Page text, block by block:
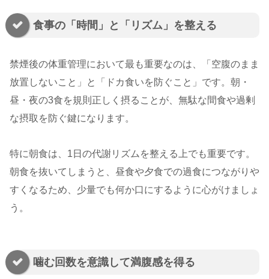
食事の「時間」と「リズム」を整える
禁煙後の体重管理において最も重要なのは、「空腹のまま
放置しないこと」と「ドカ食いを防ぐこと」です。朝・
昼・夜の3食を規則正しく摂ることが、無駄な間食や過剰
な摂取を防ぐ鍵になります。
特に朝食は、1日の代謝リズムを整える上でも重要です。
朝食を抜いてしまうと、昼食や夕食での過食につながりや
すくなるため、少量でも何か口にするように心がけましょ
う。
噛む回数を意識して満腹感を得る